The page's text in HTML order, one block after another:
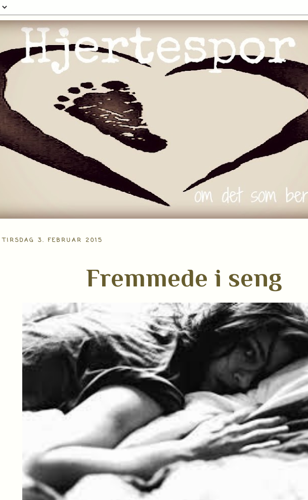
TIRSDAG 3. FEBRUAR 2015
Fremmede i seng